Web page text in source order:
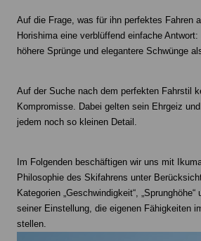
Auf die Frage, was für ihn perfektes Fahren
Horishima eine verblüffend einfache Antwort:
höhere Sprünge und elegantere Schwünge
Auf der Suche nach dem perfekten Fahrstil
Kompromisse. Dabei gelten sein Ehrgeiz
jedem noch so kleinen Detail.
Im Folgenden beschäftigen wir uns mit
Philosophie des Skifahrens unter
Kategorien „Geschwindigkeit“, „Sprunghöhe“
seiner Einstellung, die eigenen Fähigkeiten
stellen.